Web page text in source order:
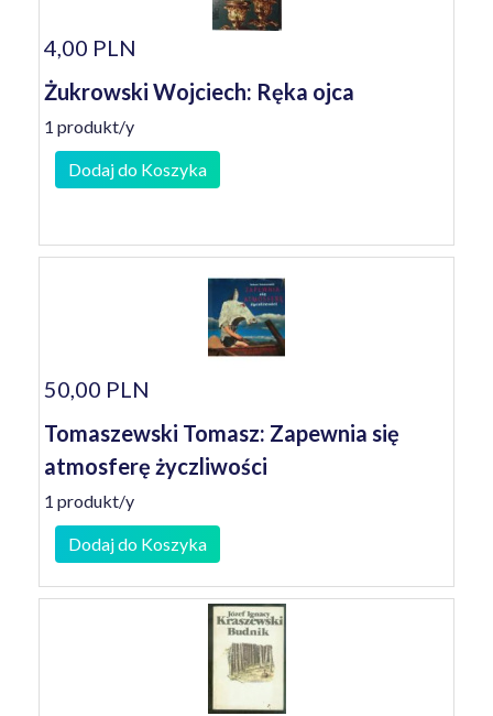
4,00 PLN
Żukrowski Wojciech: Ręka ojca
1 produkt/y
Dodaj do Koszyka
50,00 PLN
Tomaszewski Tomasz: Zapewnia się
atmosferę życzliwości
1 produkt/y
Dodaj do Koszyka